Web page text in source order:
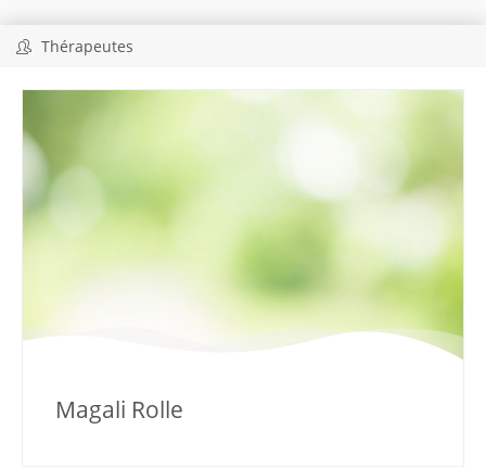
Thérapeutes
Magali Rolle